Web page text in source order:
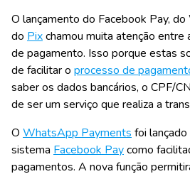
O lançamento do Facebook Pay,
do Pixchamou muita atenção entre
de pagamento. Isso porque estas
de facilitar o processo de
saber os dados bancários, o CPF/
de ser um serviço que realiza a
O WhatsApp Payments foi
sistema Facebook Paycomo
pagamentos. A nova função